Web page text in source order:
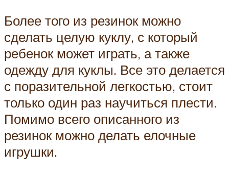
Более того из резинок можно
сделать целую куклу, с который
ребенок может играть, а также
одежду для куклы. Все это делается
с поразительной легкостью, стоит
только один раз научиться плести.
Помимо всего описанного из
резинок можно делать елочные
игрушки.